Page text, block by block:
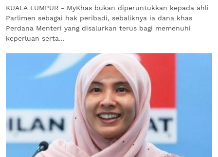
KUALA LUMPUR - MyKhas bukan diperuntukkan kepada ahli
Parlimen sebagai hak peribadi, sebaliknya ia dana khas
Perdana Menteri yang disalurkan terus bagi memenuhi
keperluan serta...